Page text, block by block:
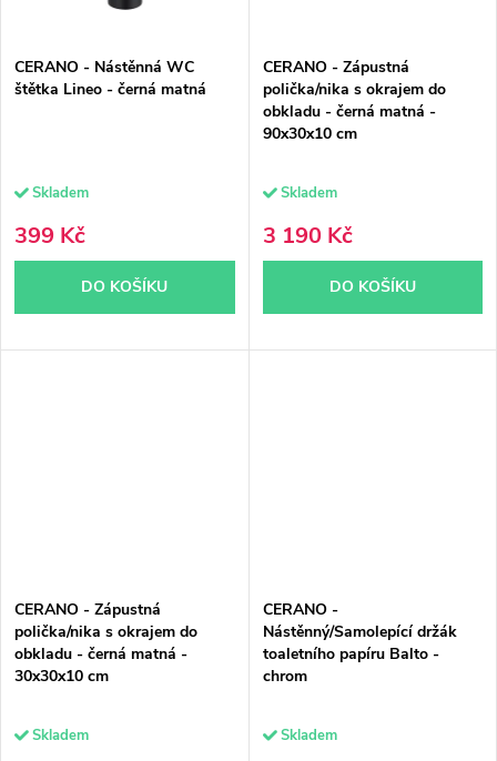
CERANO - Nástěnná WC
štětka Lineo - černá matná
Skladem
399 Kč
DO KOŠÍKU
CERANO - Zápustná
polička/nika s okrajem do
obkladu - černá matná -
90x30x10 cm
Skladem
3 190 Kč
DO KOŠÍKU
CERANO - Zápustná
polička/nika s okrajem do
obkladu - černá matná -
30x30x10 cm
Skladem
CERANO -
Nástěnný/Samolepící držák
toaletního papíru Balto -
chrom
Skladem